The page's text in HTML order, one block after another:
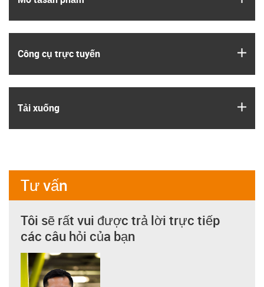
Công cụ trực tuyến
Tải xuống
Tư vấn
Tôi sẽ rất vui được trả lời trực tiếp
các câu hỏi của bạn